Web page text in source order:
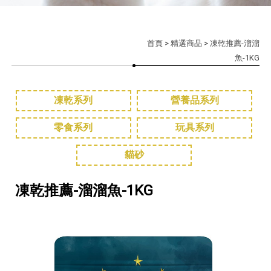
首頁 >精選商品 > 凍乾推薦-溜溜
魚-1KG
凍乾系列 營養品系列
零食系列 玩具系列
貓砂
凍乾推薦-溜溜魚-1KG